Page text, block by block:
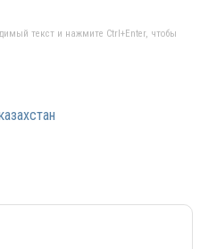
текст и нажмите Ctrl+Enter, чтобы